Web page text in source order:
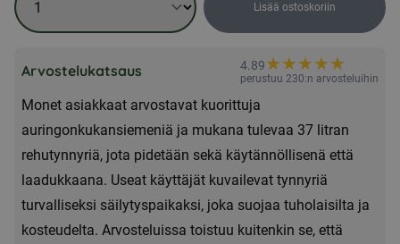
Kuoritut
15kg
Lisää ostoskoriin
Arvostelukatsaus 4.89★★★★★
★
perustuu 230:n arvosteluihin
Monet asiakkaat arvostavat kuorittuja
auringonkukansiemeniä ja mukana tulevaa 37 litran
rehutynnyriä, jota pidetään sekä käytännöllisenä että
laadukkaana. Useat käyttäjät kuvailevat tynnyriä
turvalliseksi säilytyspaikaksi, joka suojaa tuholaisilta ja
kosteudelta. Arvosteluissa toistuu kuitenkin se, että